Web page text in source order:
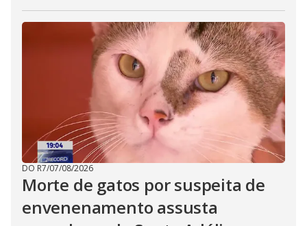
DO R7/07/08/2026
Morte de gatos por suspeita de
envenenamento assusta